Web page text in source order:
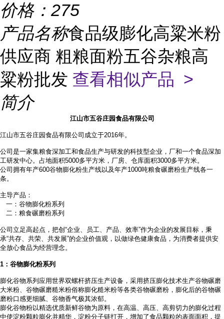
价格： 275
产品名称食品级膨化高粱米粉
供应商 粗粮面粉五谷杂粮高
粱粉批发 查看相似产品 >
简介
江山市五谷庄园食品有限公司
江山市五谷庄园食品有限公司成立于2016年。
公司是一家集粮食深加工和食品生产与研发的科技型企业，厂和一个食品深加
工研发中心。占地面积5000多平方米，厂房、仓库面积3000多平方米。
公司拥有年产600谷物膨化粉生产线以及年产1000吨粮食碾磨粉生产线各一
条。
主导产品：
一：谷物膨化粉系列
二：粮食碾磨粉系列
公司立足高起点，把创 “企业、员工、产品、效率”作为企业的发展目标，秉
承“共存、共荣、共发展”的企业价值观，以做绿色健康食品，为消费者提供安
全放心食品为经营理念。
1 ：谷物膨化粉系列
膨化谷物系列应用世界双螺杆挤压生产设备，采用挤压膨化技术生产谷物碾磨
大米粉、谷物碾磨糙米粉俗称膨化糙米粉等各类谷物碾磨粉，膨化后的谷物碾
磨粉口感更细腻、谷物香气极其浓郁。
膨化谷物粉以精选优质新鲜谷物为原料，在高温、高压、高剪切力的膨化过程
中使淀粉颗粒膨化并精华，淀粉分子链打开，增加了食品颗粒的表面面积，提